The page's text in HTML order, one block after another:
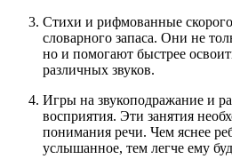
Стихи и рифмованные
словарного запаса. Они не
но и помогают быстрее
различных звуков.
Игры на звукоподражание и
восприятия. Эти занятия
понимания речи. Чем яснее
услышанное, тем легче ему